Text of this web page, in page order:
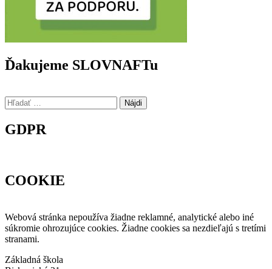
Ďakujeme SLOVNAFTu
Hľadať:
GDPR
COOKIE
Webová stránka nepoužíva žiadne reklamné, analytické alebo iné
súkromie ohrozujúce cookies. Žiadne cookies sa nezdieľajú s tretími
stranami.
Základná škola